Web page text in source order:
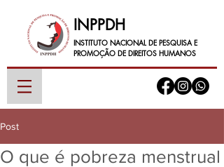
INPPDH
INSTITUTO NACIONAL DE PESQUISA E
PROMOÇÃO DE DIREITOS HUMANOS
Post
O que é pobreza menstrual